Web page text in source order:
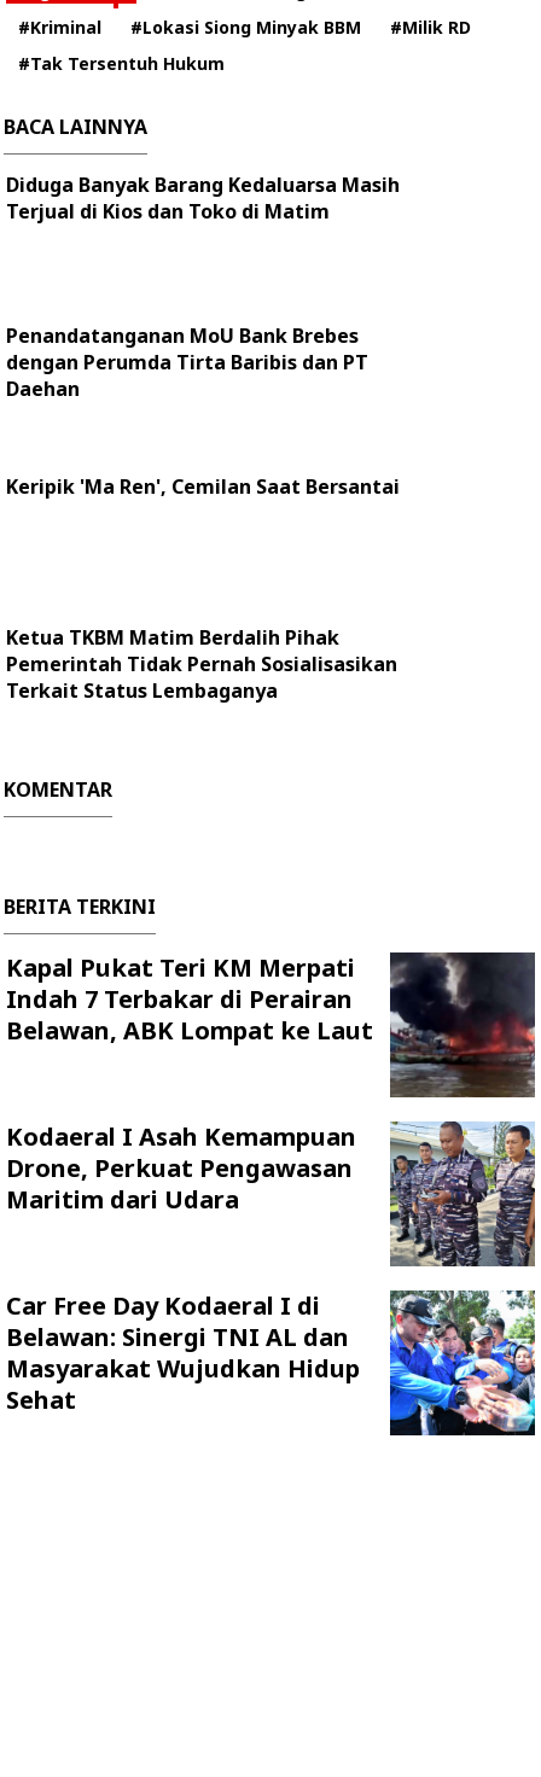
#Kriminal
#Lokasi Siong Minyak BBM
#Milik RD
#Tak Tersentuh Hukum
BACA LAINNYA
Diduga Banyak Barang Kedaluarsa Masih
Terjual di Kios dan Toko di Matim
Penandatanganan MoU Bank Brebes
dengan Perumda Tirta Baribis dan PT
Daehan
Keripik 'Ma Ren', Cemilan Saat Bersantai
Ketua TKBM Matim Berdalih Pihak
Pemerintah Tidak Pernah Sosialisasikan
Terkait Status Lembaganya
KOMENTAR
BERITA TERKINI
Kapal Pukat Teri KM Merpati
Indah 7 Terbakar di Perairan
Belawan, ABK Lompat ke Laut
Kodaeral I Asah Kemampuan
Drone, Perkuat Pengawasan
Maritim dari Udara
Car Free Day Kodaeral I di
Belawan: Sinergi TNI AL dan
Masyarakat Wujudkan Hidup
Sehat